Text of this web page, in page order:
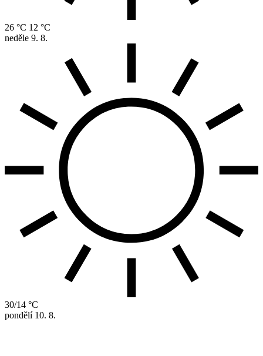
26 °C 12 °C
neděle 9. 8.
30/14 °C
pondělí 10. 8.